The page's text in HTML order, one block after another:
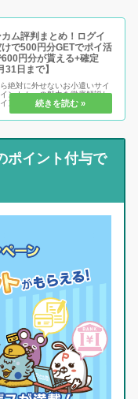
ム評判まとめ！ログイ
で500円分GETでポイ活
600円分が貰える+確定
日まで】
絶対に外せないお小遣いサイ
ンカム」の魅力を徹底解説し
ンカムは、他サイトと比べて
が段違い！その理由は、ポイ
けでなく「交換するタイミン
ポイント付与で